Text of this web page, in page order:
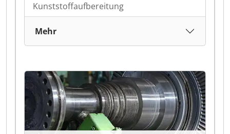
Kunststoffaufbereitung
Mehr